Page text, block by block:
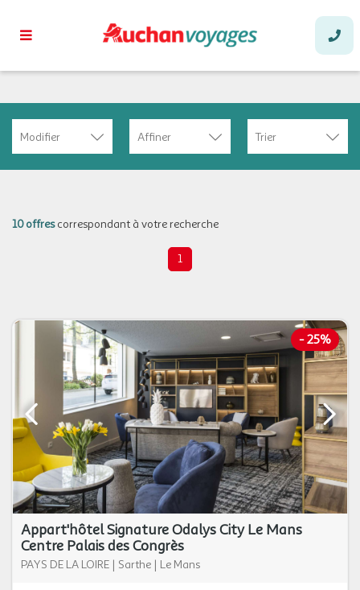
Modifier Affiner Trier
10 offrescorrespondant à votre recherche
1
- 25%
Appart'hôtel Signature Odalys City Le Mans
Centre Palais des Congrès
PAYS DE LA LOIRE | Sarthe | Le Mans